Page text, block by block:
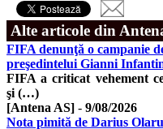
Alte articole din
FIFA denunţă o campanie
preşedintelui Gianni
FIFA a criticat vehement
şi (…)
[Antena AS] - 9/08/2026
Nota pimită de Darius